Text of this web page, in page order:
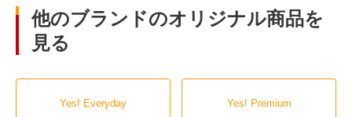
他のブランドのオリジナル商品を
見る
Yes! Everyday Yes! Premium